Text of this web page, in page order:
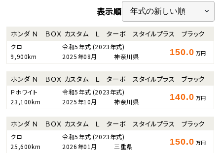
表示順
ホンダ Ｎ ＢＯＸ カスタム Ｌ ターボ スタイルプラス ブラック
クロ 令和5年式 (2023年式)
9,900km
2025年08月 神奈川県 150.0 万円
ホンダ Ｎ ＢＯＸ カスタム Ｌ ターボ スタイルプラス ブラック
Ｐホワイト 令和5年式 (2023年式)
23,100km
2025年10月 神奈川県 140.0 万円
ホンダ Ｎ ＢＯＸ カスタム Ｌ ターボ スタイルプラス ブラック
クロ 令和5年式 (2023年式)
25,600km
2026年01月 三重県 150.0 万円